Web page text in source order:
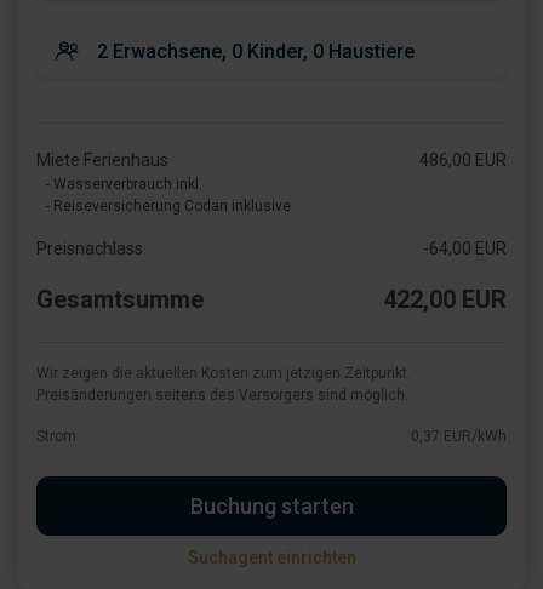
Miete Ferienhaus
- Wasserverbrauch inkl.
- Reiseversicherung Codan inklusive
486,00 EUR
Preisnachlass -64,00 EUR
Gesamtsumme 422,00 EUR
Wir zeigen die aktuellen Kosten zum jetzigen Zeitpunkt.
Preisänderungen seitens des Versorgers sind möglich.
Strom 0,37 EUR/kWh
Buchung starten
Suchagent einrichten